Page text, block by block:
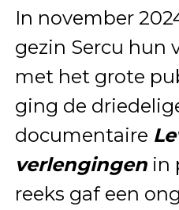
In november
gezin Sercu hun
met het grote
ging de
documentaire
verlengingenin
reeks gaf een